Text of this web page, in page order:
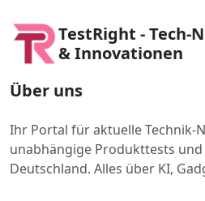
TestRight - Tech-
& Innovationen
Über uns
Ihr Portal für aktuelle Technik-
unabhängige Produkttests
Deutschland. Alles über KI,